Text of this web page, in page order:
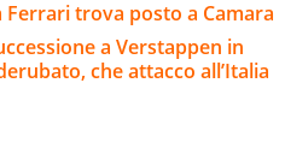
trova posto a Camara
a Verstappen in
che attacco all’Italia